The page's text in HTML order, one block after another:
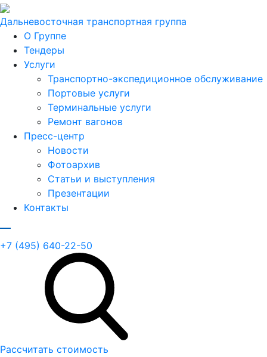
Дальневосточная транспортная группа
О Группе
Тендеры
Услуги
Транспортно-экспедиционное обслуживание
Портовые услуги
Терминальные услуги
Ремонт вагонов
Пресс-центр
Новости
Фотоархив
Статьи и выступления
Презентации
Контакты
+7 (495) 640-22-50
Рассчитать стоимость